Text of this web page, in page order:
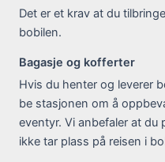
Det er et krav at du
bobilen.
Bagasje og kofferter
Hvis du henter og leverer
be stasjonen om å
eventyr. Vi anbefaler at du
ikke tar plass på reisen i